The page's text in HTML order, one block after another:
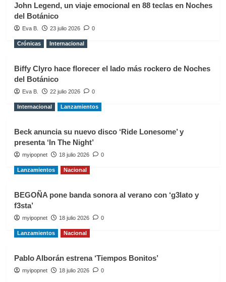
John Legend, un viaje emocional en 88 teclas en Noches
del Botánico
Eva B. 23 julio 2026 0
Crónicas Internacional
Biffy Clyro hace florecer el lado más rockero de Noches
del Botánico
Eva B. 22 julio 2026 0
Internacional Lanzamientos
Beck anuncia su nuevo disco ‘Ride Lonesome’ y
presenta ‘In The Night’
myipopnet 18 julio 2026 0
Lanzamientos Nacional
BEGOÑA pone banda sonora al verano con ‘g3lato y
f3sta’
myipopnet 18 julio 2026 0
Lanzamientos Nacional
Pablo Alborán estrena ‘Tiempos Bonitos’
myipopnet 18 julio 2026 0